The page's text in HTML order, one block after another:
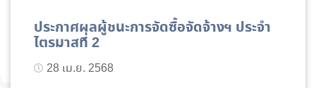
ประกาศผลผู้ชนะการจัดซื้อจัดจ้างฯ ประจำ
ไตรมาสที่ 2
28 เม.ย. 2568